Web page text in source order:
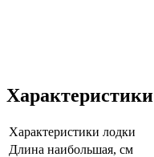
Характеристики
Характеристики лодки
Длина наибольшая, см